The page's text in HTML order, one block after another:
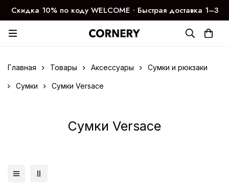
Скидка 10% по коду WELCOME ∙ Быстрая доставка 1–3
дня
Главная Товары Аксессуары Сумки и рюкзаки
Сумки Сумки Versace
Сумки Versace